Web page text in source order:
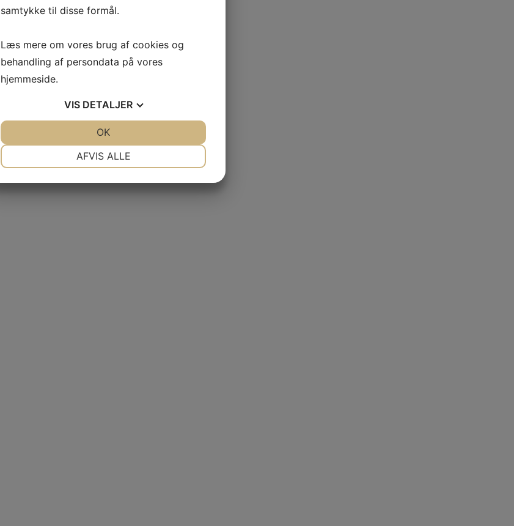
De
samtykke til disse formål.
Læs mere om vores brug af cookies og
behandling af persondata på vores
hjemmeside.
VIS DETALJER
AFVIS ALLE
OK